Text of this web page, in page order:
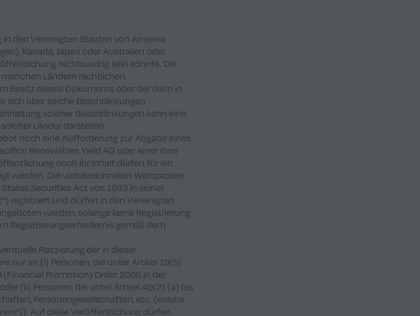
den Vereinigten Staaten von Amerika
Kanada, Japan oder Australien oder
rechtswidrig sein könnte. Die
Ländern rechtlichen
Besitz dieses Dokuments oder der darin in
sich über solche Beschränkungen
solcher Beschränkungen kann eine
Länder darstellen.
noch eine Aufforderung zur Abgabe eines
Renewables Yield AG oder einer ihrer
noch ihr Inhalt dürfen für ein
werden. Die vorbezeichneten Wertpapiere
Securities Act von 1933 in seiner
registriert und dürfen in den Vereinigten
werden, solange keine Registrierung
Registrierungserfordernis gemäß dem
Platzierung der in dieser
nur an (i) Personen, die unter Artikel 19(5)
Promotion) Order 2005 in der
(ii) Personen, die unter Artikel 49(2) (a) bis
Personengesellschaften, etc. (solche
Auf diese Veröffentlichung dürfen